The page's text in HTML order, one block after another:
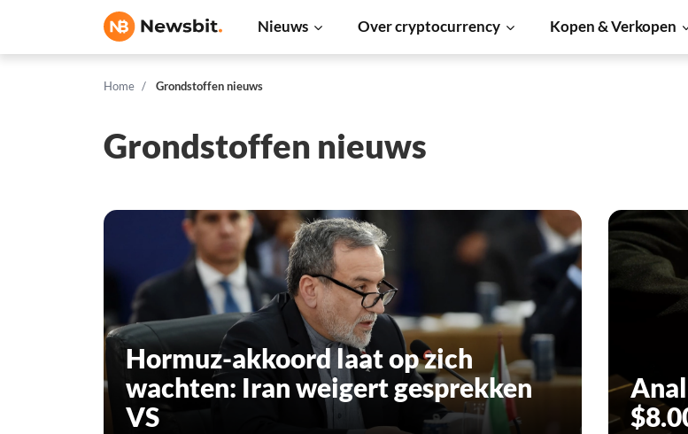
Nieuws Over cryptocurrency Kopen & Verkopen
Home Grondstoffen nieuws
Grondstoffen nieuws
Hormuz-akkoord laat op zich
wachten: Iran weigert gesprekken
VS